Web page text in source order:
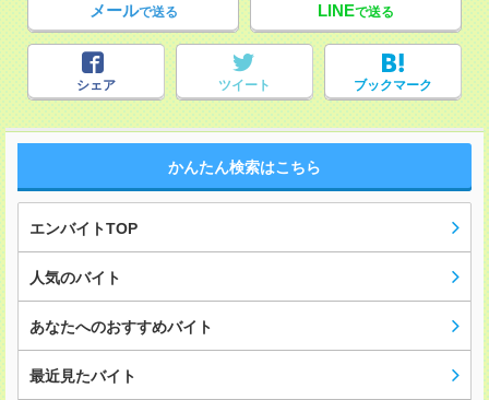
メールで送る LINEで送る
シェア ツイート ブックマーク
かんたん検索はこちら
エンバイトTOP
人気のバイト
あなたへのおすすめバイト
最近見たバイト